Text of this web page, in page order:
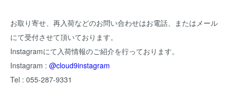
お取り寄せ、再入荷などのお問い合わせはお電話、またはメール
にて受付させて頂いております。
Instagramにて入荷情報のご紹介を行っております。
Instagram : @cloud9instagram
Tel : 055-287-9331